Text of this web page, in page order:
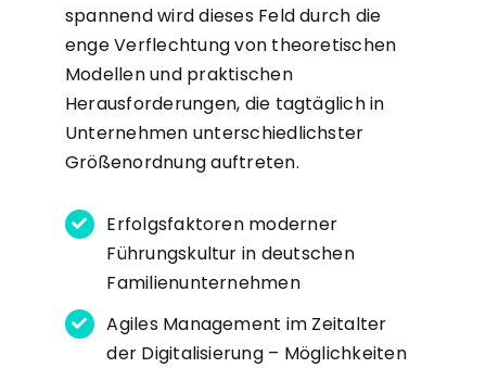
spannend wird dieses Feld durch die
enge Verflechtung von theoretischen
Modellen und praktischen
Herausforderungen, die tagtäglich in
Unternehmen unterschiedlichster
Größenordnung auftreten.
Erfolgsfaktoren moderner
Führungskultur in deutschen
Familienunternehmen
Agiles Management im Zeitalter
der Digitalisierung – Möglichkeiten